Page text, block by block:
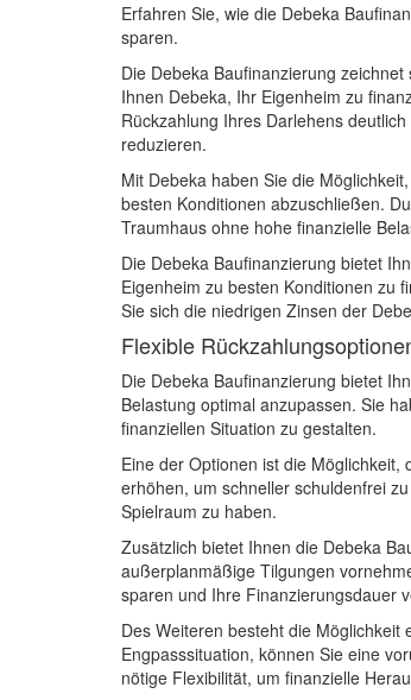
Erfahren Sie, wie die Debeka
sparen.
Die Debeka Baufinanzierung
Ihnen Debeka, Ihr Eigenheim zu
Rückzahlung Ihres Darlehens
reduzieren.
Mit Debeka haben Sie die
besten Konditionen abzuschließen.
Traumhaus ohne hohe finanzielle
Die Debeka Baufinanzierung bietet
Eigenheim zu besten Konditionen zu
Sie sich die niedrigen Zinsen der
Flexible
Die Debeka Baufinanzierung bietet
Belastung optimal anzupassen. Sie
finanziellen Situation zu gestalten.
Eine der Optionen ist die
erhöhen, um schneller schuldenfrei
Spielraum zu haben.
Zusätzlich bietet Ihnen die Debeka
außerplanmäßige Tilgungen
sparen und Ihre Finanzierungsdauer
Des Weiteren besteht die
Engpasssituation, können Sie eine
nötige Flexibilität, um finanzielle